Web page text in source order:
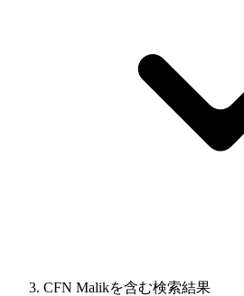
CFN Malikを含む検索結果